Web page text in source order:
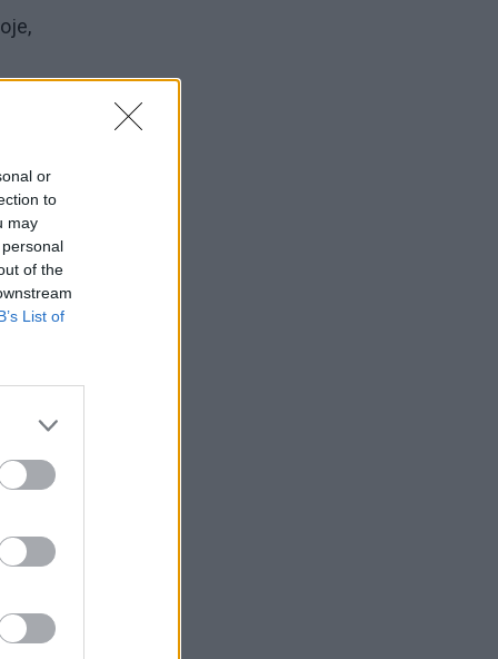
or
to
may
of the
List of